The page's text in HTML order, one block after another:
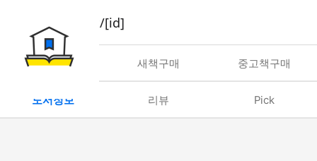
book/rent/[id]
대여 새책구매 중고책구매
도서정보 리뷰 Pick